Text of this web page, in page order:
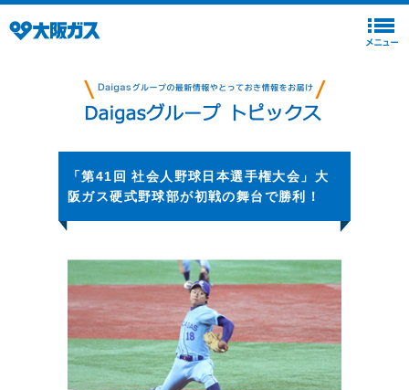
「第41回 社会人野球日本選手権大会」大
阪ガス硬式野球部が初戦の舞台で勝利！